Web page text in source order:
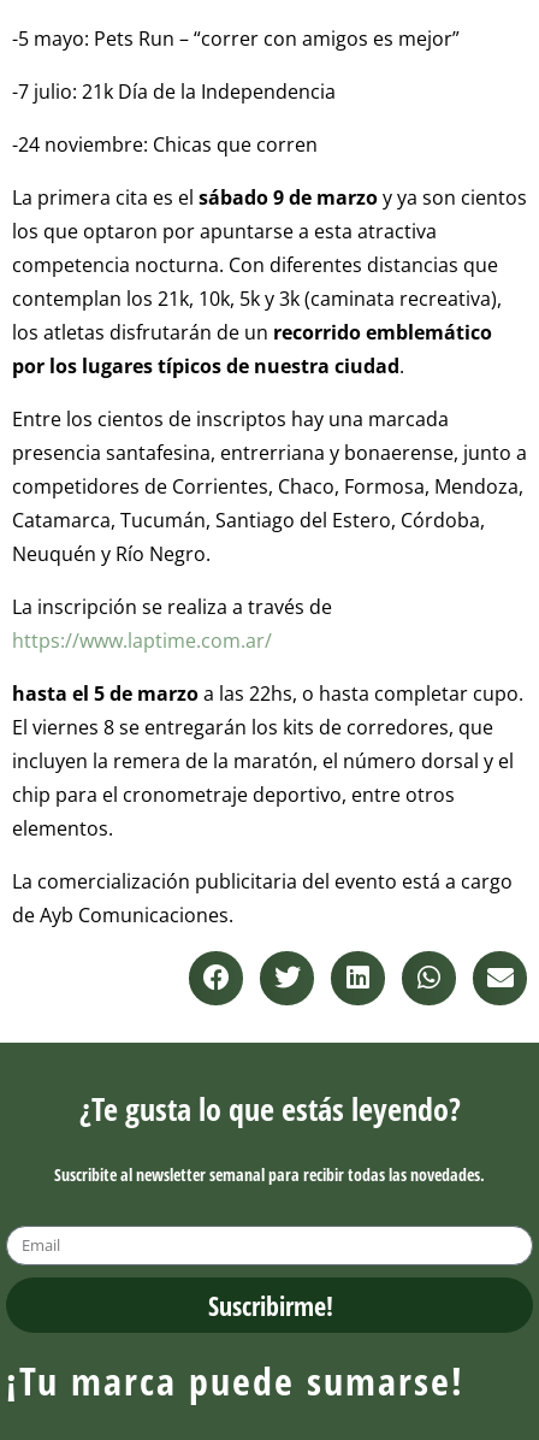
-5 mayo: Pets Run – “correr con amigos es mejor”
-7 julio: 21k Día de la Independencia
-24 noviembre: Chicas que corren
La primera cita es el sábado 9 de marzoy ya son cientos
los que optaron por apuntarse a esta atractiva
competencia nocturna. Con diferentes distancias que
contemplan los 21k, 10k, 5k y 3k (caminata recreativa),
los atletas disfrutarán de un recorrido emblemático
por los lugares típicos de nuestra ciudad.
Entre los cientos de inscriptos hay una marcada
presencia santafesina, entrerriana y bonaerense, junto a
competidores de Corrientes, Chaco, Formosa, Mendoza,
Catamarca, Tucumán, Santiago del Estero, Córdoba,
Neuquén y Río Negro.
La inscripción se realiza a través de
https://www.laptime.com.ar/
hasta el 5 de marzoa las 22hs, o hasta completar cupo.
El viernes 8 se entregarán los kits de corredores, que
incluyen la remera de la maratón, el número dorsal y el
chip para el cronometraje deportivo, entre otros
elementos.
La comercialización publicitaria del evento está a cargo
de Ayb Comunicaciones.
¿Te gusta lo que estás leyendo?
Suscribite al newsletter semanal para recibir todas las novedades.
Suscribirme!
¡Tu marca puede sumarse!